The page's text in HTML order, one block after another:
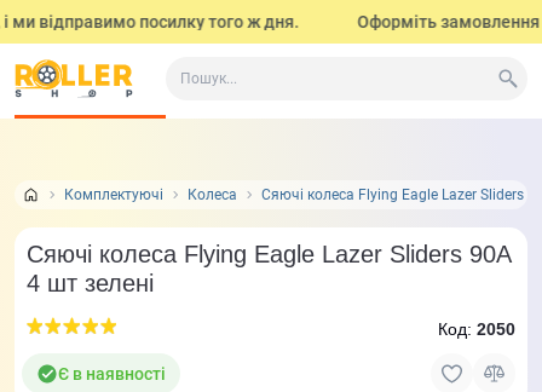
відправимо посилку того ж дня. Оформіть замовлення
Комплектуючі Колеса Сяючі колеса Flying Eagle Lazer Sliders
Все про товар Характеристики
Сяючі колеса Flying Eagle Lazer Sliders 90A
4 шт зелені
Є в наявності
Код: 2050